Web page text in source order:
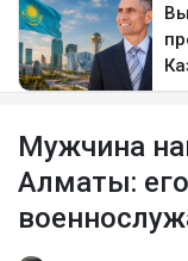
Мужчина
Алматы: